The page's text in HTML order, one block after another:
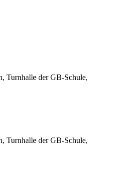
Turnhalle der GB-Schule,
Turnhalle der GB-Schule,